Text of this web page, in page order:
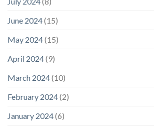
June 2024(15)
May 2024(15)
April 2024(9)
March 2024(10)
February 2024(2)
January 2024(6)